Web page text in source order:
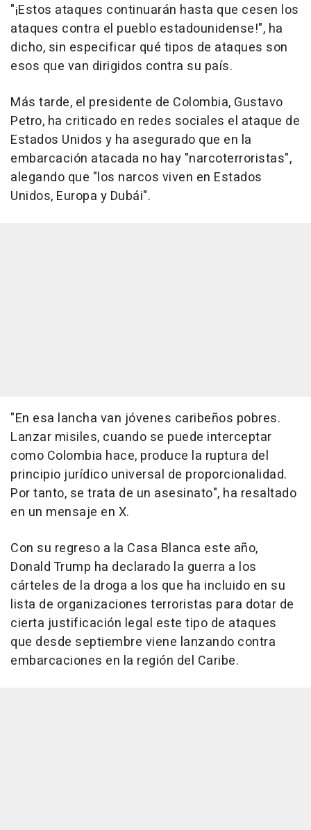
"¡Estos ataques continuarán hasta que cesen los
ataques contra el pueblo estadounidense!", ha
dicho, sin especificar qué tipos de ataques son
esos que van dirigidos contra su país.
Más tarde, el presidente de Colombia, Gustavo
Petro, ha criticado en redes sociales el ataque de
Estados Unidos y ha asegurado que en la
embarcación atacada no hay "narcoterroristas",
alegando que "los narcos viven en Estados
Unidos, Europa y Dubái".
"En esa lancha van jóvenes caribeños pobres.
Lanzar misiles, cuando se puede interceptar
como Colombia hace, produce la ruptura del
principio jurídico universal de proporcionalidad.
Por tanto, se trata de un asesinato", ha resaltado
en un mensaje en X.
Con su regreso a la Casa Blanca este año,
Donald Trump ha declarado la guerra a los
cárteles de la droga a los que ha incluido en su
lista de organizaciones terroristas para dotar de
cierta justificación legal este tipo de ataques
que desde septiembre viene lanzando contra
embarcaciones en la región del Caribe.